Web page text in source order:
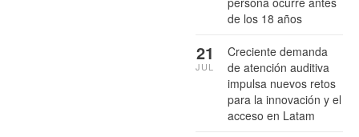
de los 18 años
Creciente demanda
de atención auditiva
impulsa nuevos retos
para la innovación y el
acceso en Latam
21
JUL